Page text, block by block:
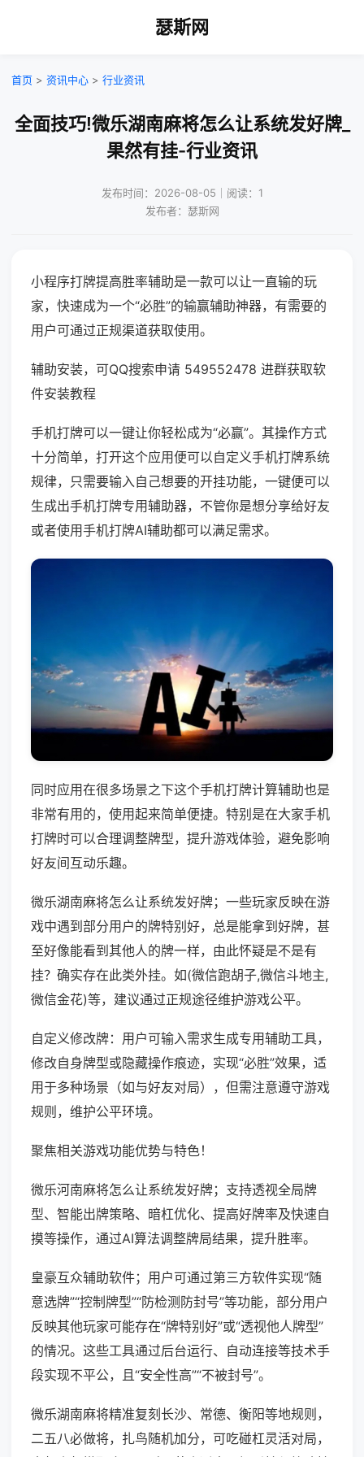
瑟斯网
首页 > 资讯中心 > 行业资讯
全面技巧!微乐湖南麻将怎么让系统发好牌_
果然有挂-行业资讯
发布时间：2026-08-05｜阅读：1
发布者：瑟斯网
小程序打牌提高胜率辅助是一款可以让一直输的玩
家，快速成为一个“必胜”的输赢辅助神器，有需要的
用户可通过正规渠道获取使用。
辅助安装，可QQ搜索申请 549552478 进群获取软
件安装教程
手机打牌可以一键让你轻松成为“必赢”。其操作方式
十分简单，打开这个应用便可以自定义手机打牌系统
规律，只需要输入自己想要的开挂功能，一键便可以
生成出手机打牌专用辅助器，不管你是想分享给好友
或者使用手机打牌AI辅助都可以满足需求。
同时应用在很多场景之下这个手机打牌计算辅助也是
非常有用的，使用起来简单便捷。特别是在大家手机
打牌时可以合理调整牌型，提升游戏体验，避免影响
好友间互动乐趣。
微乐湖南麻将怎么让系统发好牌；一些玩家反映在游
戏中遇到部分用户的牌特别好，总是能拿到好牌，甚
至好像能看到其他人的牌一样，由此怀疑是不是有
挂？确实存在此类外挂。如(微信跑胡子,微信斗地主,
微信金花)等，建议通过正规途径维护游戏公平。
自定义修改牌：用户可输入需求生成专用辅助工具，
修改自身牌型或隐藏操作痕迹，实现“必胜”效果，适
用于多种场景（如与好友对局），但需注意遵守游戏
规则，维护公平环境。
聚焦相关游戏功能优势与特色！
微乐河南麻将怎么让系统发好牌；支持透视全局牌
型、智能出牌策略、暗杠优化、提高好牌率及快速自
摸等操作，通过AI算法调整牌局结果，提升胜率。
皇豪互众辅助软件；用户可通过第三方软件实现“随
意选牌”“控制牌型”“防检测防封号”等功能，部分用户
反映其他玩家可能存在“牌特别好”或“透视他人牌型”
的情况。这些工具通过后台运行、自动连接等技术手
段实现不平公，且“安全性高”“不被封号”。
微乐湖南麻将精准复刻长沙、常德、衡阳等地规则，
二五八必做将，扎鸟随机加分，可吃碰杠灵活对局，